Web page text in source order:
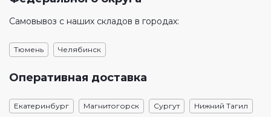
Самовывоз с наших складов в городах:
Тюмень Челябинск
Оперативная доставка
Екатеринбург Магнитогорск Сургут Нижний Тагил